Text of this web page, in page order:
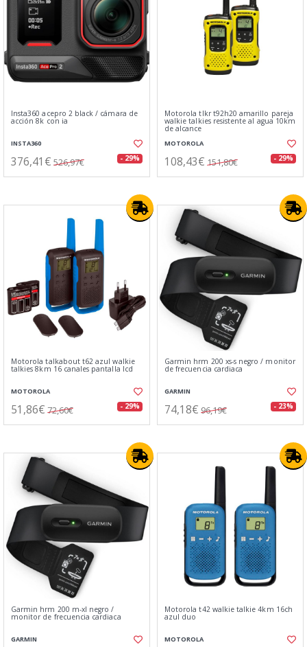
Insta360 acepro 2 black / cámara de
acción 8k con ia
INSTA360
376,41€ 526,97€ - 29%
Motorola tlkr t92h20 amarillo pareja
walkie talkies resistente al agua 10km
de alcance
MOTOROLA
108,43€ 151,80€ - 29%
Motorola talkabout t62 azul walkie
talkies 8km 16 canales pantalla lcd
MOTOROLA
51,86€ 72,60€ - 29%
Garmin hrm 200 xs-s negro / monitor
de frecuencia cardiaca
GARMIN
74,18€ 96,19€ - 23%
Garmin hrm 200 m-xl negro /
monitor de frecuencia cardiaca
GARMIN
Motorola t42 walkie talkie 4km 16ch
azul duo
MOTOROLA